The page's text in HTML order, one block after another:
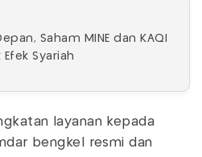
Saham MINE dan KAQI
Syariah
layanan kepada
bengkel resmi dan